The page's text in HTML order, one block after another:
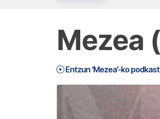
Mezea
Entzun ‘Mezea’-ko